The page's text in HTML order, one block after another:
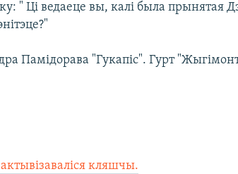
" Ці ведаеце вы, калі была прынятая
Памідорава "Гукапіс". Гурт
кляшчы.